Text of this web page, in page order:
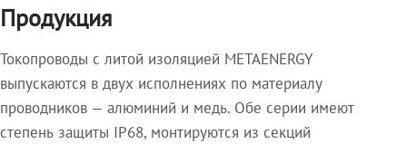
Продукция
Токопроводы с литой изоляцией METAENERGY
выпускаются в двух исполнениях по материалу
проводников — алюминий и медь. Обе серии имеют
степень защиты IP68, монтируются из секций